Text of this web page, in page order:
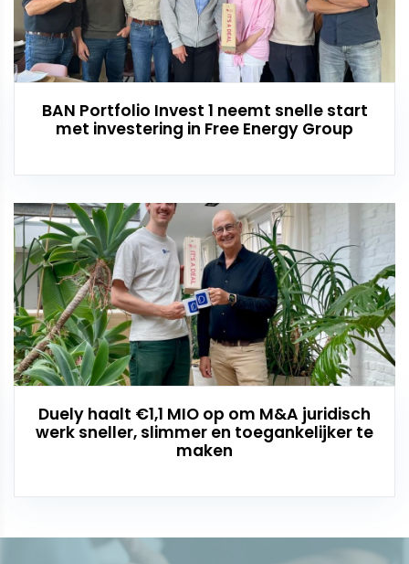
BAN Portfolio Invest 1 neemt snelle start
met investering in Free Energy Group
Duely haalt €1,1 MIO op om M&A juridisch
werk sneller, slimmer en toegankelijker te
maken